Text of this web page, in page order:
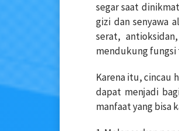
segar saat
gizi dan senyawa
serat,
mendukung fungsi
Karena itu, cincau
dapat menjadi
manfaat yang bisa